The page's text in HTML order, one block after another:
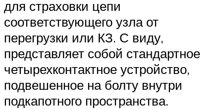
для страховки цепи
соответствующего узла от
перегрузки или КЗ. С виду,
представляет собой стандартное
четырехконтактное устройство,
подвешенное на болту внутри
подкапотного пространства.